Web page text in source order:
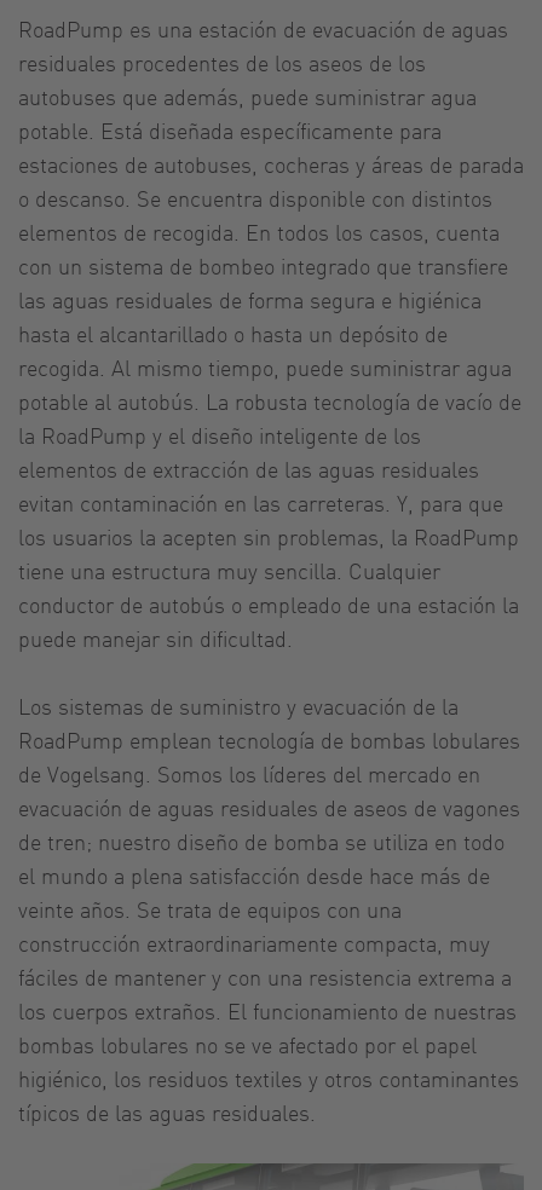
RoadPump es una estación de evacuación de aguas
residuales procedentes de los aseos de los
autobuses que además, puede suministrar agua
potable. Está diseñada específicamente para
estaciones de autobuses, cocheras y áreas de parada
o descanso. Se encuentra disponible con distintos
elementos de recogida. En todos los casos, cuenta
con un sistema de bombeo integrado que transfiere
las aguas residuales de forma segura e higiénica
hasta el alcantarillado o hasta un depósito de
recogida. Al mismo tiempo, puede suministrar agua
potable al autobús. La robusta tecnología de vacío de
la RoadPump y el diseño inteligente de los
elementos de extracción de las aguas residuales
evitan contaminación en las carreteras. Y, para que
los usuarios la acepten sin problemas, la RoadPump
tiene una estructura muy sencilla. Cualquier
conductor de autobús o empleado de una estación la
puede manejar sin dificultad.
Los sistemas de suministro y evacuación de la
RoadPump emplean tecnología de bombas lobulares
de Vogelsang. Somos los líderes del mercado en
evacuación de aguas residuales de aseos de vagones
de tren; nuestro diseño de bomba se utiliza en todo
el mundo a plena satisfacción desde hace más de
veinte años. Se trata de equipos con una
construcción extraordinariamente compacta, muy
fáciles de mantener y con una resistencia extrema a
los cuerpos extraños. El funcionamiento de nuestras
bombas lobulares no se ve afectado por el papel
higiénico, los residuos textiles y otros contaminantes
típicos de las aguas residuales.